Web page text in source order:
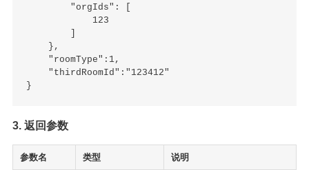
        "orgIds": [
            123
        ]
    },
    "roomType":1,
    "thirdRoomId":"123412"
3. 返回参数
参数名 类型 说明